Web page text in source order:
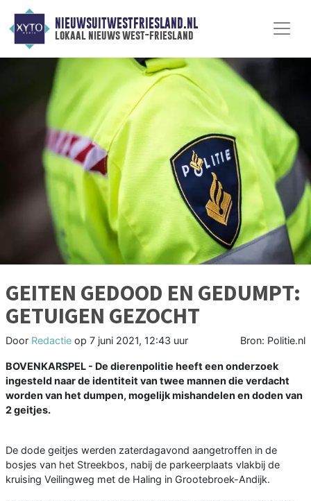
NIEUWSUITWESTFRIESLAND.NL
lokaal nieuws west-friesland
GEITEN GEDOOD EN GEDUMPT:
GETUIGEN GEZOCHT
Door Redactie op 7 juni 2021, 12:43 uur Bron: Politie.nl
BOVENKARSPEL - De dierenpolitie heeft een onderzoek
ingesteld naar de identiteit van twee mannen die verdacht
worden van het dumpen, mogelijk mishandelen en doden van
2 geitjes.
De dode geitjes werden zaterdagavond aangetroffen in de
bosjes van het Streekbos, nabij de parkeerplaats vlakbij de
kruising Veilingweg met de Haling in Grootebroek-Andijk.